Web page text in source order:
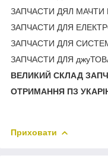
ЗАПЧАСТИ ДЯЛ МАЧТИ
ЗАПЧАСТИ ДЛЯ
ЗАПЧАСТИ ДЛЯ
ЗАПЧАСТИ ДЛЯ
ВЕЛИКИЙ СКЛАД
ОТРИМАННЯ ПЗ
Приховати